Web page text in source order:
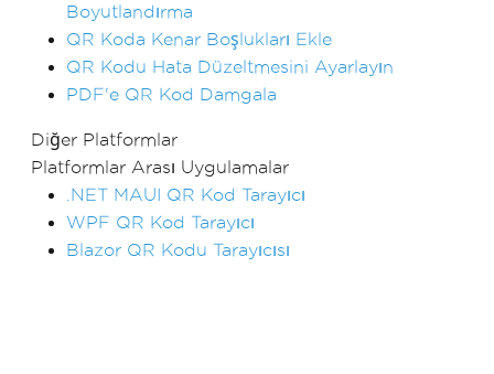
Boyutlandırma
QR Koda Kenar Boşlukları Ekle
QR Kodu Hata Düzeltmesini Ayarlayın
PDF'e QR Kod Damgala
Diğer Platformlar
Platformlar Arası Uygulamalar
.NET MAUI QR Kod Tarayıcı
WPF QR Kod Tarayıcı
Blazor QR Kodu Tarayıcısı